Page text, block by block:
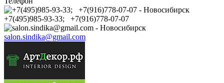
+7(495)985-93-33; +7(916)778-07-07
salon.sindika@gmail.com